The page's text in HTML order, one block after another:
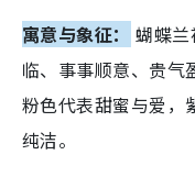
寓意与象征：
蝴蝶
临、事事顺意、贵气
粉色代表甜蜜与爱，
纯洁。